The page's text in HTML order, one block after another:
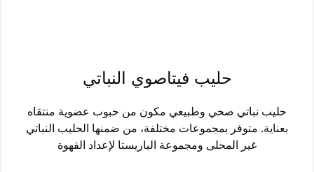
حليب فيتاصوي النباتي
حليب نباتي صحي وطبيعي مكون من حبوب عضوية منتقاه
بعناية. متوفر بمجموعات مختلفة، من ضمنها الحليب النباتي
غير المحلى ومجموعة الباريستا لإعداد القهوة